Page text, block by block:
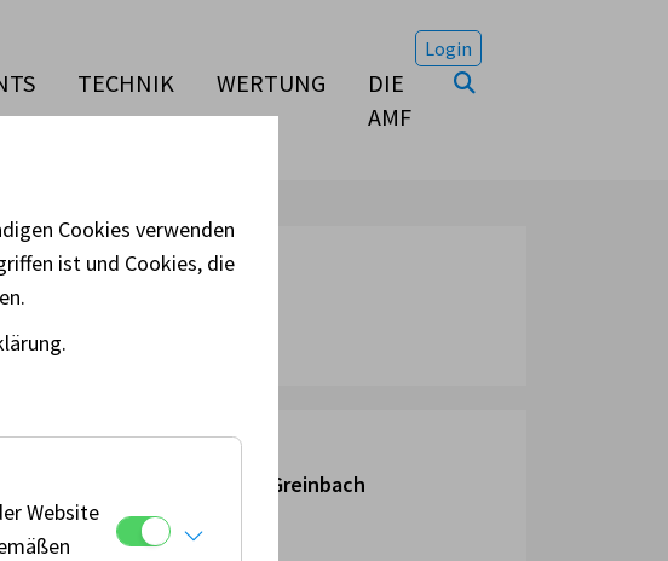
Login
TECHNIK WERTUNG
DIE
AMF
Veranstaltungsort:
PS Racing Center Greinbach
Österreich
Cookies verwenden
ist und Cookies, die
Website